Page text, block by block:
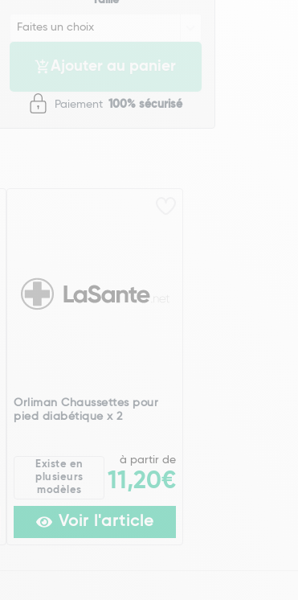
Ajouter au panier
Paiement 100% sécurisé
Orliman Chaussettes pour
pied diabétique x 2
Existe en
plusieurs
modèles
à partir de
11,20€
Voir l'article